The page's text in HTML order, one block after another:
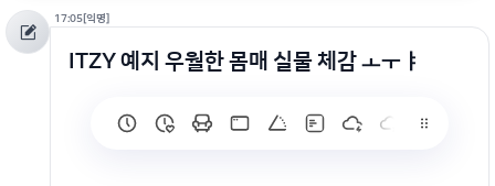
17:05[익명]
ITZY 예지 우월한 몸매 실물 체감 ㅗㅜㅑ